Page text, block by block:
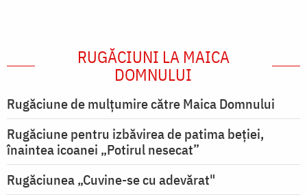
RUGĂCIUNI LA MAICA
DOMNULUI
Rugăciune de mulţumire către Maica Domnului
Rugăciune pentru izbăvirea de patima beției,
înaintea icoanei „Potirul nesecat”
Rugăciunea „Cuvine-se cu adevărat"